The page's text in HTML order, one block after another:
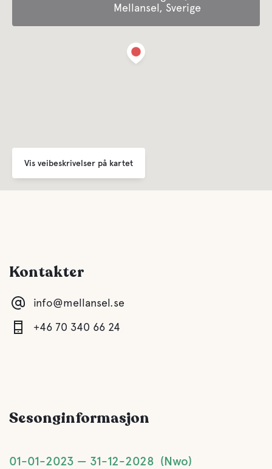
Søppeltømming
Fasiliteter
Kjøkken
spisestue
Latrinen tømming
Mellansel, Sverige
Vis veibeskrivelser på kartet
Kontakter
info@mellansel.se
+46 70 340 66 24
Sesonginformasjon
01-01-2023 31-12-2028 Nwo